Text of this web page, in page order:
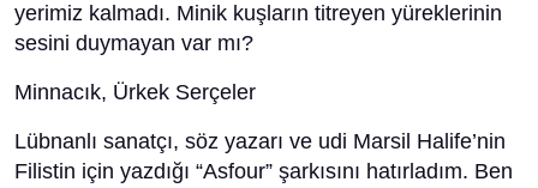
yerimiz kalmadı. Minik kuşların titreyen yüreklerinin
sesini duymayan var mı?
Minnacık, Ürkek Serçeler
Lübnanlı sanatçı, söz yazarı ve udi Marsil Halife’nin
Filistin için yazdığı “Asfour” şarkısını hatırladım. Ben